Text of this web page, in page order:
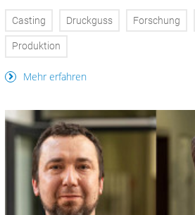
Casting Druckguss Forschung
Produktion
Mehr erfahren